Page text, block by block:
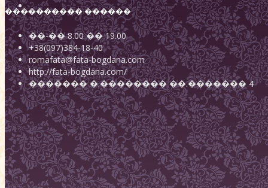
���������� ������
��-��8.00��19.00
+38(097)384-18-40
romafata@fata-bogdana.com
http://fata-bogdana.com/
��������.����������.������� 4